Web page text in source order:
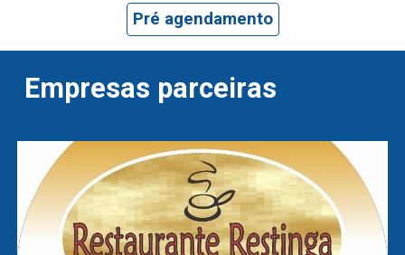
Pré agendamento
Empresas parceiras